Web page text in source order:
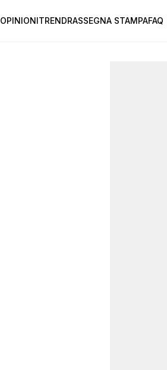
OPINIONITRENDRASSEGNA STAMPAFAQ